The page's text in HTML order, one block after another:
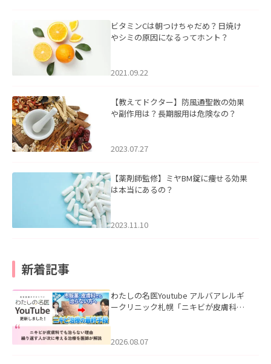
ビタミンCは朝つけちゃだめ？日焼け
やシミの原因になるってホント？
2021.09.22
【教えてドクター】防風通聖散の効果
や副作用は？長期服用は危険なの？
2023.07.27
【薬剤師監修】ミヤBM錠に痩せる効果
は本当にあるの？
2023.11.10
新着記事
わたしの名医Youtube アルバアレルギ
ークリニック札幌「ニキビが皮膚科で
ました。
2026.08.07